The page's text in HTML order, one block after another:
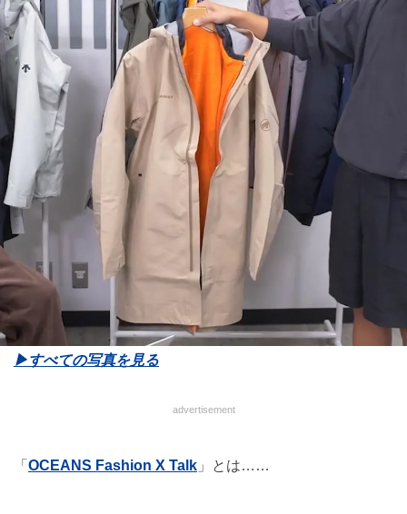
▶︎すべての写真を見る
advertisement
「 OCEANS Fashion X Talk 」とは……